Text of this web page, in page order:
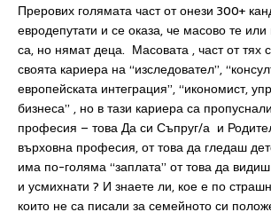
Прерових голямата част от онези 300+
евродепутати и се оказа, че масово те
са, но нямат деца. Масовата , част от тях
своята кариера на “изследовател”,
европейската интеграция”, “икономист,
бизнеса” , но в тази кариера са
професия – това Да си Съпруг/а и
върховна професия, от това да гледаш
има по-голяма “заплата” от това да
и усмихнати ? И знаете ли, кое е по
които не са писали за семейното си